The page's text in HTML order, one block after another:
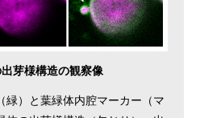
芽様構造の観察像
緑）と葉緑体内腔マーカー（マ